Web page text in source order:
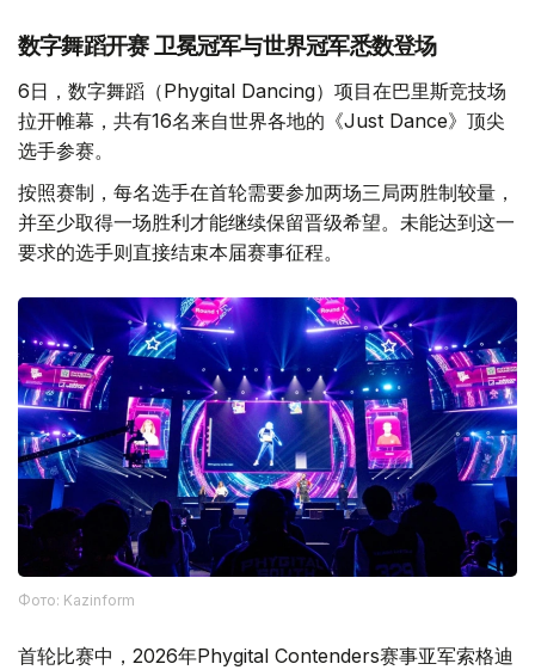
数字舞蹈开赛 卫冕冠军与世界冠军悉数登场
6日，数字舞蹈（Phygital Dancing）项目在巴里斯竞技场
拉开帷幕，共有16名来自世界各地的《Just Dance》顶尖
选手参赛。
按照赛制，每名选手在首轮需要参加两场三局两胜制较量，
并至少取得一场胜利才能继续保留晋级希望。未能达到这一
要求的选手则直接结束本届赛事征程。
Фото: Kazinform
首轮比赛中，2026年Phygital Contenders赛事亚军索格迪